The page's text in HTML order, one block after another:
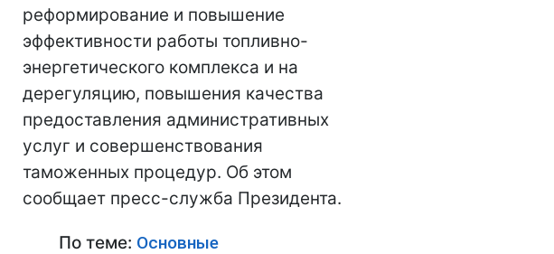
реформирование и повышение
эффективности работы топливно-
энергетического комплекса и на
дерегуляцию, повышения качества
предоставления административных
услуг и совершенствования
таможенных процедур. Об этом
сообщает пресс-служба Президента.
По теме: Основные